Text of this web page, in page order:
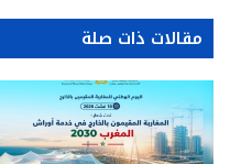
مقالات ذات صلة